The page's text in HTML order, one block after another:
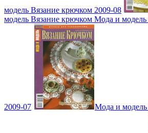
модель Вязание крючком 2009-08
модель Вязание крючком Мода и
2009-07 Мода и